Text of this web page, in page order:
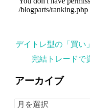
デイトレ型の「買い
完結トレードで
アーカイブ
ア